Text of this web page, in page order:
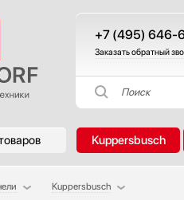
+7 (495) 646-
Заказать обратный
Поиск
Kuppersbusch
Kuppersbusch